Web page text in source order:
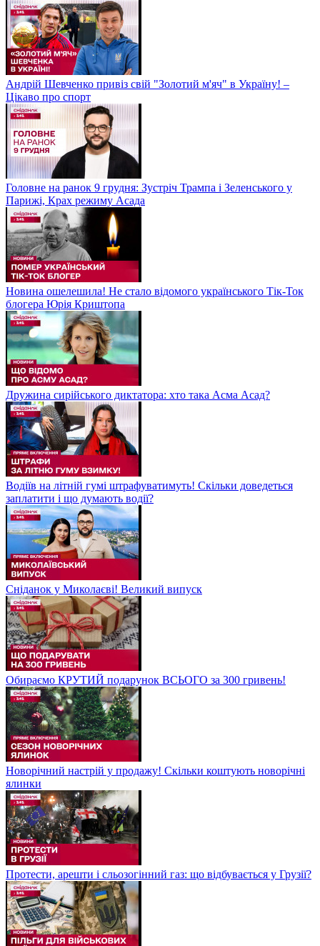
Андрій Шевченко привіз свій "Золотий м'яч" в Україну! –
Цікаво про спорт
Головне на ранок 9 грудня: Зустріч Трампа і Зеленського у
Парижі, Крах режиму Асада
Новина ошелешила! Не стало відомого українського Тік-Ток
блогера Юрія Криштопа
Дружина сирійського диктатора: хто така Асма Асад?
Водіїв на літній гумі штрафуватимуть! Скільки доведеться
заплатити і що думають водії?
Сніданок у Миколаєві! Великий випуск
Обираємо КРУТИЙ подарунок ВСЬОГО за 300 гривень!
Новорічний настрій у продажу! Скільки коштують новорічні
ялинки
Протести, арешти і сльозогінний газ: що відбувається у Грузії?